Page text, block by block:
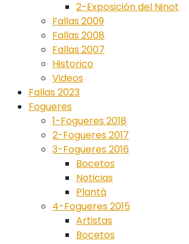
2-Exposición del Ninot
Fallas 2009
Fallas 2008
Fallas 2007
Historico
Videos
Fallas 2023
Fogueres
1-Fogueres 2018
2-Fogueres 2017
3-Fogueres 2016
Bocetos
Noticias
Plantà
4-Fogueres 2015
Artistas
Bocetos